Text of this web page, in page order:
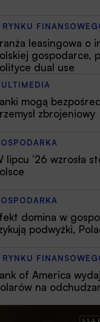
RYNKU
leasingowa o
gospodarce,
dual use
mogą
zbrojeniowy
lipcu ’26 wzrosła
domina w
podwyżki,
RYNKU
of America
na